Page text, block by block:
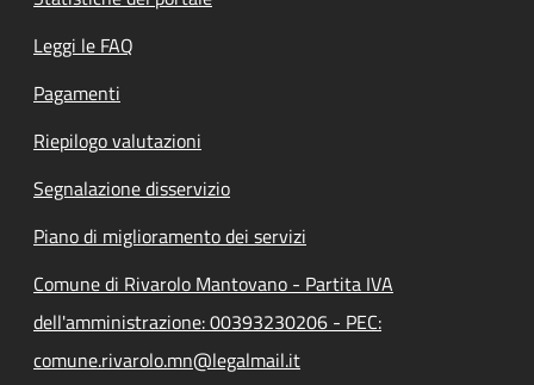
Leggi le FAQ
Pagamenti
Riepilogo valutazioni
Segnalazione disservizio
Piano di miglioramento dei servizi
Comune di Rivarolo Mantovano - Partita IVA
dell'amministrazione: 00393230206 - PEC:
comune.rivarolo.mn@legalmail.it